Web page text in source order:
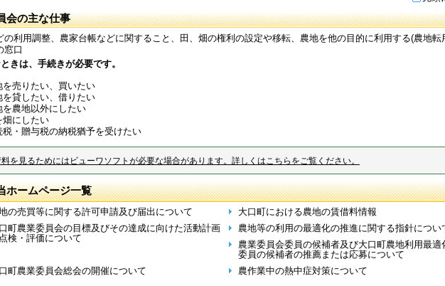
会の主な仕事
の利用調整、農家台帳などに関すること、田、畑の権利の設定や移転、農地を他の目的に利用する(農地転
窓口
きは、手続きが必要です。
を売りたい、買いたい
を貸したい、借りたい
を農地以外にしたい
畑にしたい
税・贈与税の納税猶予を受けたい
を見るためにはビューワソフトが必要な場合があります。詳しくはこちらをご覧ください。
ホームページ一覧
の売買等に関する許可申請及び届出について
大口町における農地の賃借料情報
町農業委員会の目標及びその達成に向けた活動計画
検・評価について
農地等の利用の最適化の推進に関する指針につい
農業委員会委員の候補者及び大口町農地利用最適
委員の候補者の推薦または応募について
町農業委員会総会の開催について
農作業中の熱中症対策について